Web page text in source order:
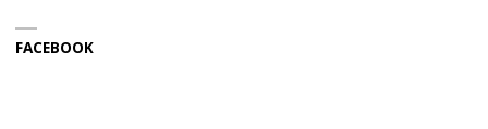
FACEBOOK